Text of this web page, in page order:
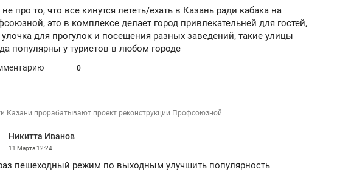
не про то, что все кинутся лететь/ехать в Казань ради кабака на
это в комплексе делает город привлекательней для гостей,
улочка для прогулок и посещения разных заведений, такие улицы
популярны у туристов в любом городе
0
Казани прорабатывают проект реконструкции Профсоюзной
Никитта Иванов
11 Марта12:24
пешеходный режим по выходным улучшить популярность